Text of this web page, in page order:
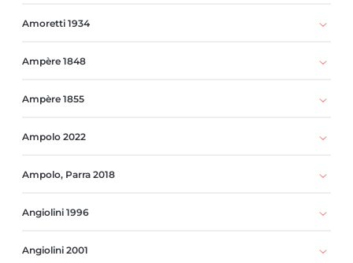
Amoretti 1934
Ampère 1848
Ampère 1855
Ampolo 2022
Ampolo, Parra 2018
Angiolini 1996
Angiolini 2001